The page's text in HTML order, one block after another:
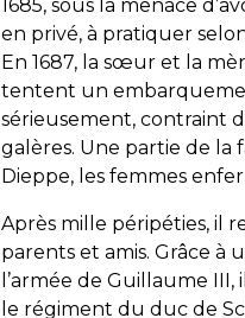
1685, sous la menace
en privé, à pratiquer
En 1687, la sœur et la
tentent un
sérieusement, contraint
galères. Une partie de la
Dieppe, les femmes
Après mille péripéties, il
parents et amis. Grâce
l’armée de Guillaume
le régiment du duc de